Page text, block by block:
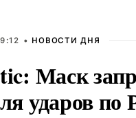
• НОВОСТИ ДНЯ
Маск
ударов по